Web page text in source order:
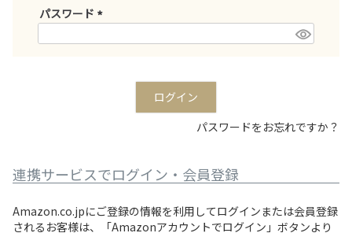
)
パスワード
必
ログイン
パスワードをお忘れですか？
連携サービスでログイン・会員登録
Amazon.co.jpにご登録の情報を利用してログインまたは会員登録
されるお客様は、「Amazonアカウントでログイン」ボタンより